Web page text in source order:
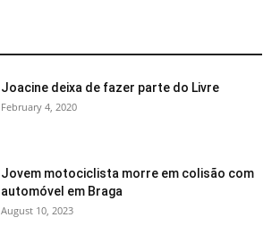
Joacine deixa de fazer parte do Livre
February 4, 2020
Jovem motociclista morre em colisão com
automóvel em Braga
August 10, 2023